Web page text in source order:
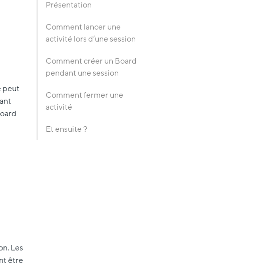
peut
Les
être
Présentation
Comment lancer une
activité lors d’une session
Comment créer un Board
pendant une session
Comment fermer une
activité
Et ensuite ?